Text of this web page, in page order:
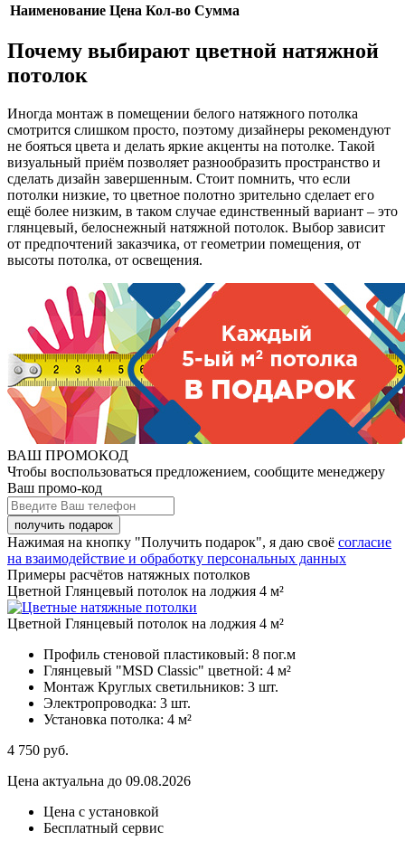
Наименование Цена Кол-во Сумма
Почему выбирают цветной натяжной
потолок
Иногда монтаж в помещении белого натяжного потолка
смотрится слишком просто, поэтому дизайнеры рекомендуют
не бояться цвета и делать яркие акценты на потолке. Такой
визуальный приём позволяет разнообразить пространство и
сделать дизайн завершенным. Стоит помнить, что если
потолки низкие, то цветное полотно зрительно сделает его
ещё более низким, в таком случае единственный вариант – это
глянцевый, белоснежный натяжной потолок. Выбор зависит
от предпочтений заказчика, от геометрии помещения, от
высоты потолка, от освещения.
ВАШ ПРОМОКОД
Чтобы воспользоваться предложением, сообщите менеджеру
Ваш промо-код
Нажимая на кнопку "Получить подарок", я даю своё согласие
на взаимодействие и обработку персональных данных
Примеры расчётов натяжных потолков
Цветной Глянцевый потолок на лоджия 4 м²
Цветной Глянцевый потолок на лоджия 4 м²
Профиль стеновой пластиковый: 8 пог.м
Глянцевый "MSD Classic" цветной: 4 м²
Монтаж Круглых светильников: 3 шт.
Электропроводка: 3 шт.
Установка потолка: 4 м²
4 750 руб.
Цена актуальна до 09.08.2026
Цена с установкой
Бесплатный сервис